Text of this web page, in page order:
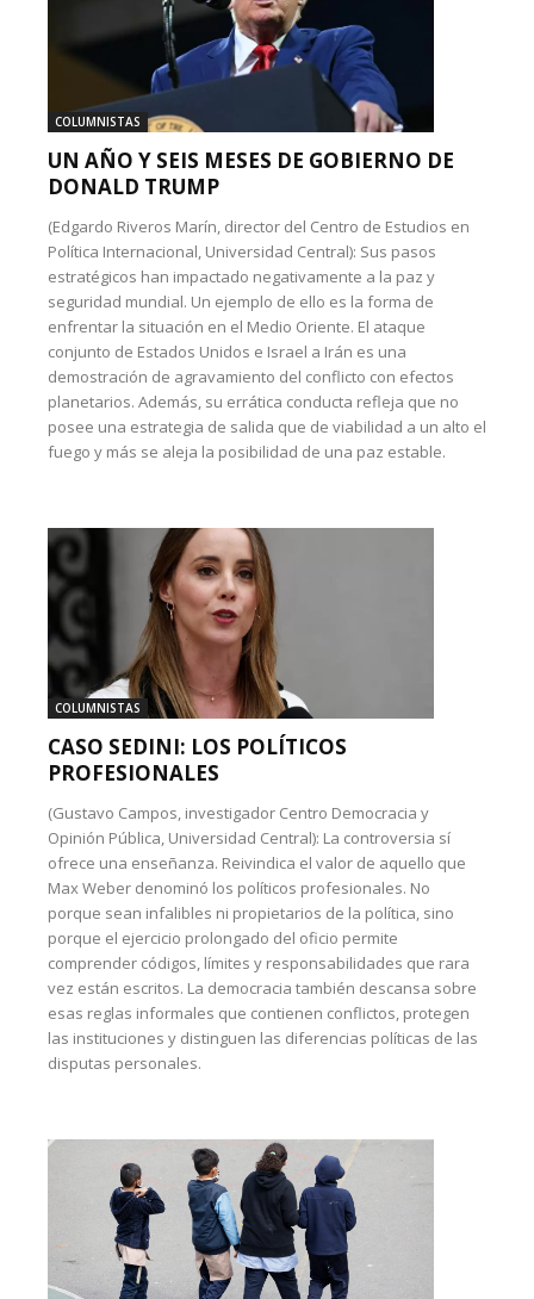
COLUMNISTAS
UN AÑO Y SEIS MESES DE GOBIERNO DE
DONALD TRUMP
(Edgardo Riveros Marín, director del Centro de Estudios en
Política Internacional, Universidad Central): Sus pasos
estratégicos han impactado negativamente a la paz y
seguridad mundial. Un ejemplo de ello es la forma de
enfrentar la situación en el Medio Oriente. El ataque
conjunto de Estados Unidos e Israel a Irán es una
demostración de agravamiento del conflicto con efectos
planetarios. Además, su errática conducta refleja que no
posee una estrategia de salida que de viabilidad a un alto el
fuego y más se aleja la posibilidad de una paz estable.
COLUMNISTAS
CASO SEDINI: LOS POLÍTICOS
PROFESIONALES
(Gustavo Campos, investigador Centro Democracia y
Opinión Pública, Universidad Central): La controversia sí
ofrece una enseñanza. Reivindica el valor de aquello que
Max Weber denominó los políticos profesionales. No
porque sean infalibles ni propietarios de la política, sino
porque el ejercicio prolongado del oficio permite
comprender códigos, límites y responsabilidades que rara
vez están escritos. La democracia también descansa sobre
esas reglas informales que contienen conflictos, protegen
las instituciones y distinguen las diferencias políticas de las
disputas personales.